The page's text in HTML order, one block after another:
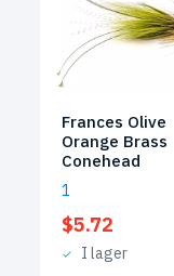
Frances Olive
Orange Brass
Conehead
1
$5.72
I lager